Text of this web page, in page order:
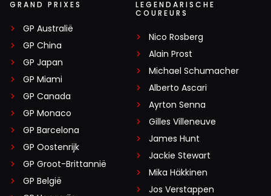
GRAND PRIXES
GP Australië
GP China
GP Japan
GP Miami
GP Canada
GP Monaco
GP Barcelona
GP Oostenrijk
GP Groot-Brittannië
GP België
LEGENDARISCHE
COUREURS
Nico Rosberg
Alain Prost
Michael Schumacher
Alberto Ascari
Ayrton Senna
Gilles Villeneuve
James Hunt
Jackie Stewart
Mika Häkkinen
Jos Verstappen